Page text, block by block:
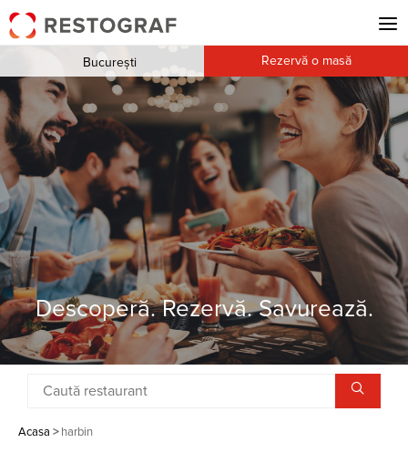
Descoperă. Rezervă. Savurează.
București Rezervă o masă
Acasa > harbin